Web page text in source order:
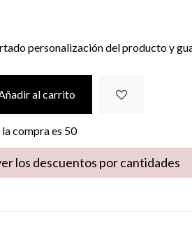
personalización del producto y
al carrito
compra es 50
los descuentos por cantidades